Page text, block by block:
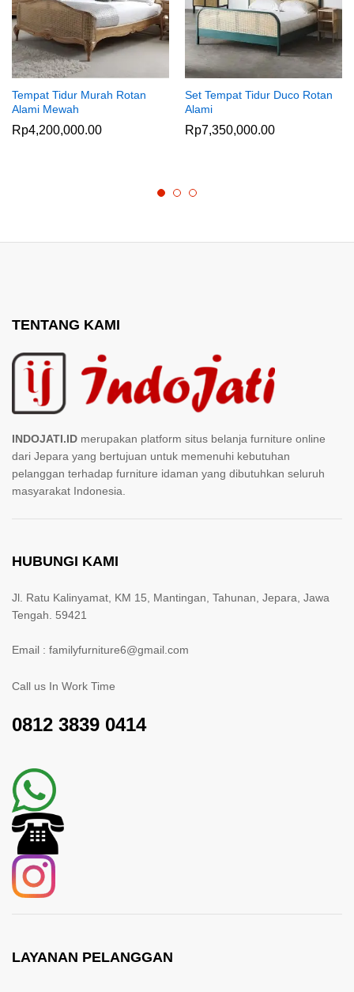
Tempat Tidur Murah Rotan
Alami Mewah
Rp4,200,000.00
Set Tempat Tidur Duco Rotan
Alami
Rp7,350,000.00
TENTANG KAMI
INDOJATI.ID merupakan platform situs belanja furniture online
dari Jepara yang bertujuan untuk memenuhi kebutuhan
pelanggan terhadap furniture idaman yang dibutuhkan seluruh
masyarakat Indonesia.
HUBUNGI KAMI
Jl. Ratu Kalinyamat, KM 15, Mantingan, Tahunan, Jepara, Jawa
Tengah. 59421
Email : familyfurniture6@gmail.com
Call us In Work Time
0812 3839 0414
LAYANAN PELANGGAN